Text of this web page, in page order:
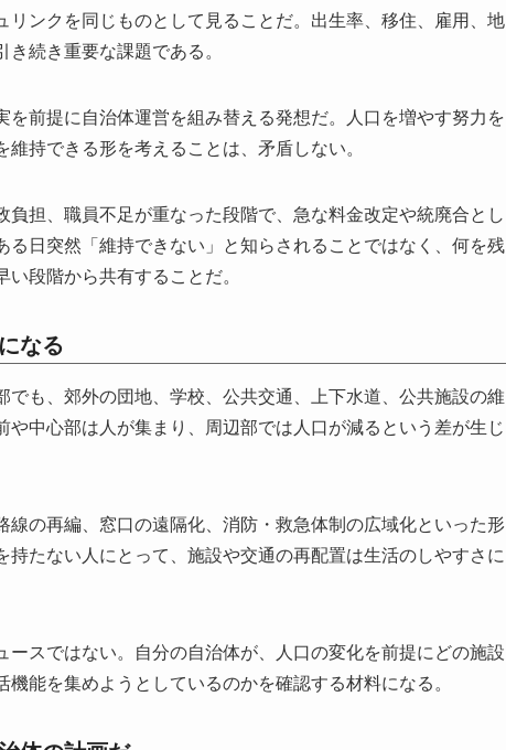
ンクを同じものとして見ることだ。出生率、移住、雇用、地
続き重要な課題である。
前提に自治体運営を組み替える発想だ。人口を増やす努力を
持できる形を考えることは、矛盾しない。
担、職員不足が重なった段階で、急な料金改定や統廃合とし
日突然「維持できない」と知らされることではなく、何を残
段階から共有することだ。
なる
でも、郊外の団地、学校、公共交通、上下水道、公共施設の維
中心部は人が集まり、周辺部では人口が減るという差が生じ
の再編、窓口の遠隔化、消防・救急体制の広域化といった形
たない人にとって、施設や交通の再配置は生活のしやすさに
スではない。自分の自治体が、人口の変化を前提にどの施設
能を集めようとしているのかを確認する材料になる。